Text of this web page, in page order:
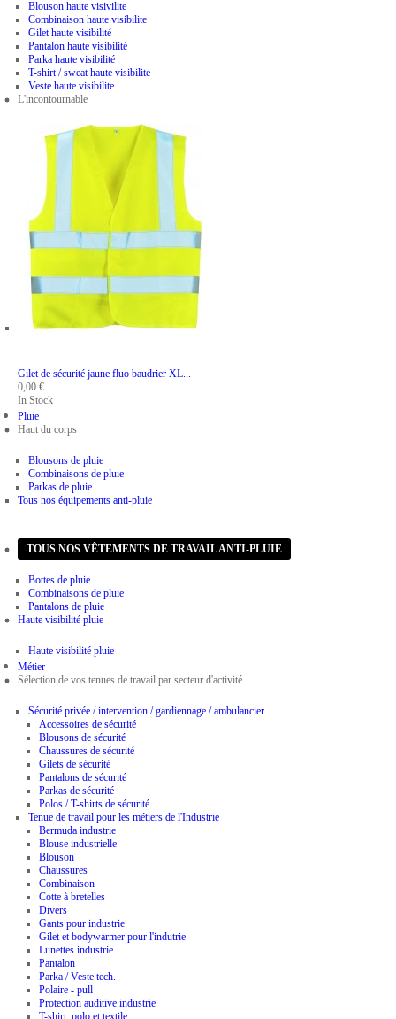
Blouson haute visivilite
Combinaison haute visibilite
Gilet haute visibilité
Pantalon haute visibilité
Parka haute visibilité
T-shirt / sweat haute visibilite
Veste haute visibilite
L'incontournable
Gilet de sécurité jaune fluo baudrier XL...
0,00 €
In Stock
Pluie
Haut du corps
Blousons de pluie
Combinaisons de pluie
Parkas de pluie
Tous nos équipements anti-pluie
TOUS NOS VÊTEMENTS DE TRAVAIL ANTI-PLUIE
Bas du corps
Bottes de pluie
Combinaisons de pluie
Pantalons de pluie
Haute visibilité pluie
Haute visibilité pluie
Métier
Sélection de vos tenues de travail par secteur d'activité
Sécurité privée / intervention / gardiennage / ambulancier
Accessoires de sécurité
Blousons de sécurité
Chaussures de sécurité
Gilets de sécurité
Pantalons de sécurité
Parkas de sécurité
Polos / T-shirts de sécurité
Tenue de travail pour les métiers de l'Industrie
Bermuda industrie
Blouse industrielle
Blouson
Chaussures
Combinaison
Cotte à bretelles
Divers
Gants pour industrie
Gilet et bodywarmer pour l'indutrie
Lunettes industrie
Pantalon
Parka / Veste tech.
Polaire - pull
Protection auditive industrie
T-shirt, polo et textile